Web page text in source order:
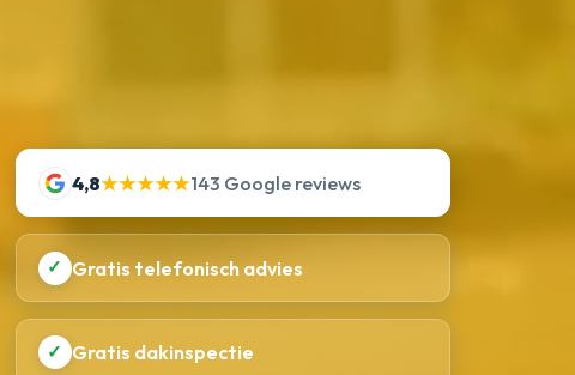
4,8★★★★★143 Google reviews
✓ Gratis telefonisch advies
✓ Gratis dakinspectie